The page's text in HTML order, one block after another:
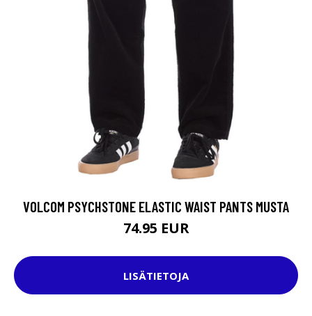
VOLCOM PSYCHSTONE ELASTIC WAIST PANTS MUSTA
74.95 EUR
LISÄTIETOJA